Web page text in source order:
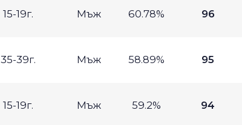
15-19г. Мъж 60.78% 96
35-39г. Мъж 58.89% 95
15-19г. Мъж 59.2% 94